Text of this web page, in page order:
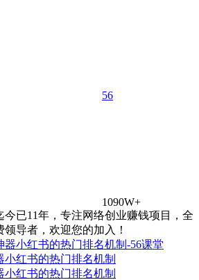
56
1090W+
今已11年，专注网络创业赚钱项目，全
导者，欢迎您的加入！
红书的热门排名机制
红书的热门排名机制